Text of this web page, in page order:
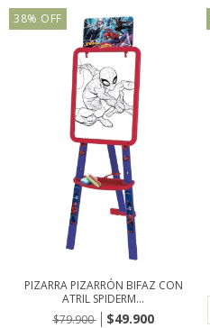
38% OFF
PIZARRA PIZARRÓN BIFAZ CON
ATRIL SPIDERM...
$79.900
$49.900